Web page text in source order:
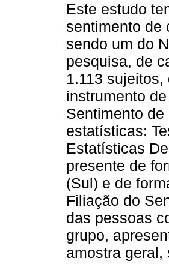
Este estudo
sentimento de
sendo um do
pesquisa, de
1.113
instrumento
Sentimento
estatísticas:
Estatísticas
presente de
(Sul) e de
Filiação do
das pessoas
grupo,
amostra